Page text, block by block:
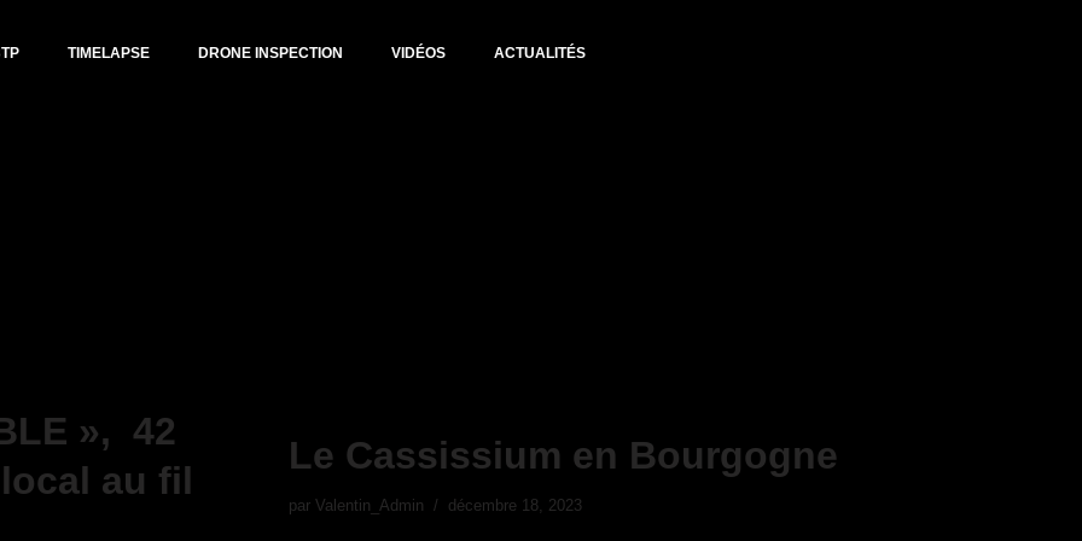
TIMELAPSE DRONE INSPECTION VIDÉOS ACTUALITÉS
», 42
au fil
Le Cassissium en Bourgogne
par Valentin_Admin décembre 18, 2023